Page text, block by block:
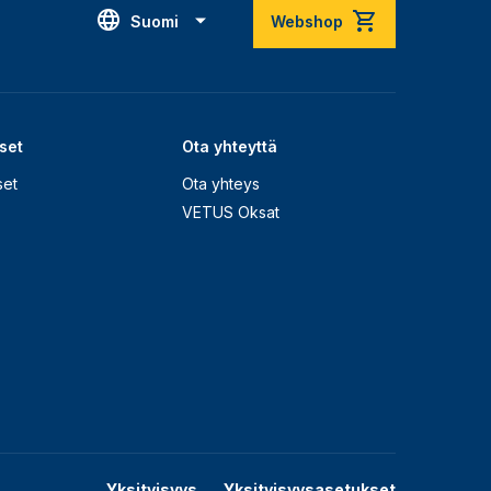
Suomi Webshop
Ota yhteyttä
Ota yhteys
VETUS Oksat